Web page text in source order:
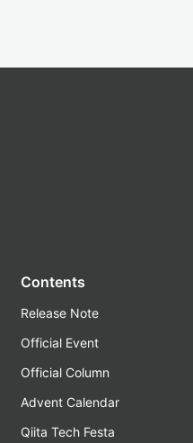
Contents
Release Note
Official Event
Official Column
Advent Calendar
Qiita Tech Festa